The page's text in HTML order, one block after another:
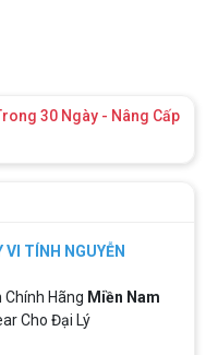
30 Ngày - Nâng Cấp
VI TÍNH NGUYỄN
Chính Hãng Miền Nam
Cho Đại Lý